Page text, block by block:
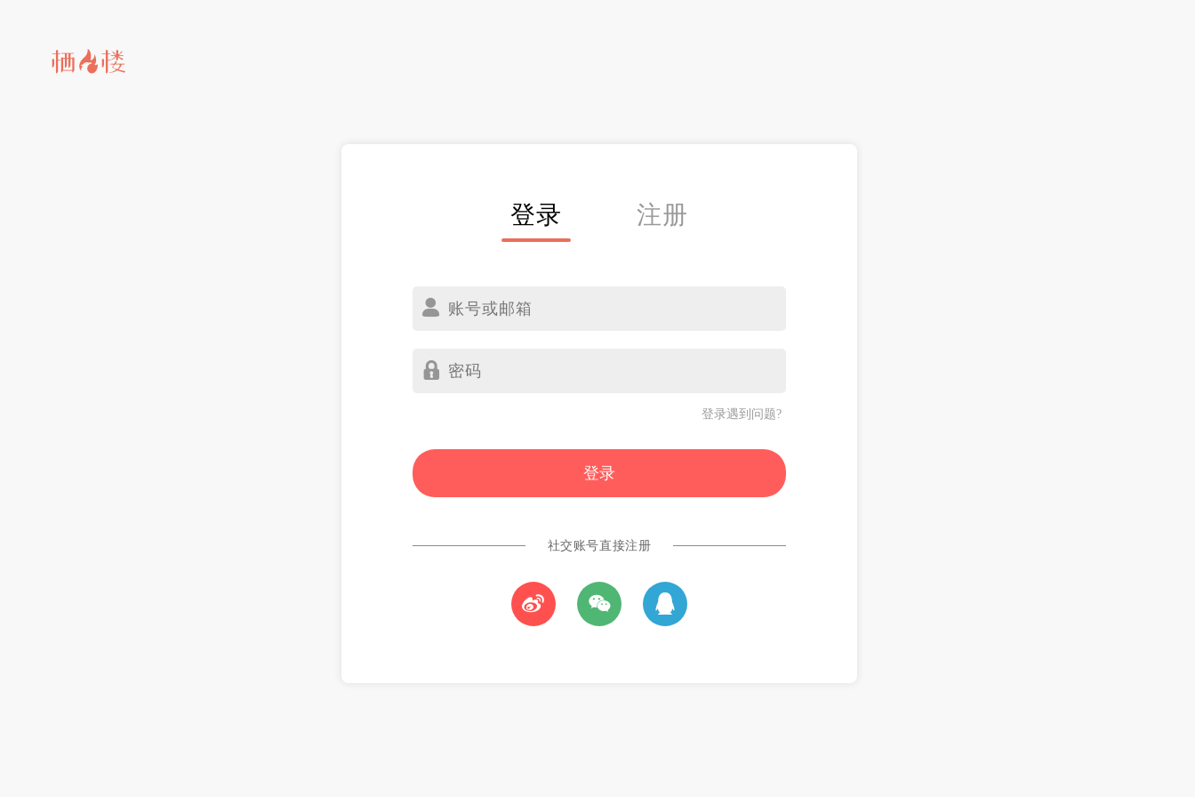
登录 注册
登录遇到问题?
社交账号直接注册